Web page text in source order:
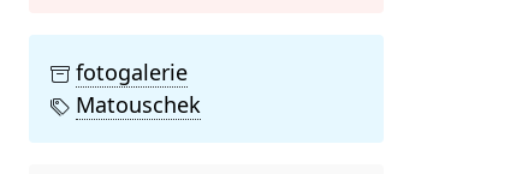
fotogalerie
Matouschek